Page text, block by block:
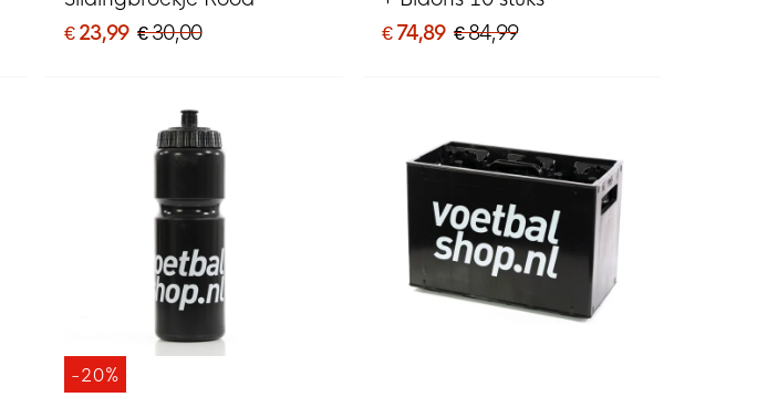
€ 23,99 € 30,00
€ 74,89 € 84,99
-20%